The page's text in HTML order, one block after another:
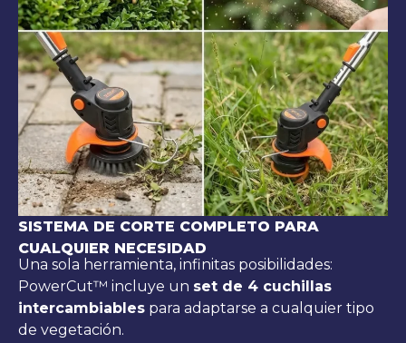
SISTEMA DE CORTE COMPLETO PARA
CUALQUIER NECESIDAD
Una sola herramienta, infinitas posibilidades:
PowerCut™ incluye un set de 4 cuchillas
intercambiables para adaptarse a cualquier tipo
de vegetación.